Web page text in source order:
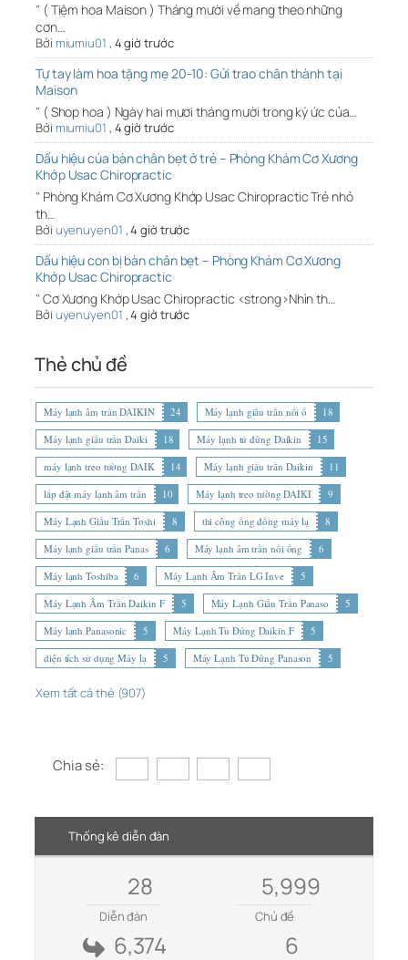
" ( Tiệm hoa Maison ) Tháng mười về mang theo những
cơn…
Bởi miumiu01 , 4 giờ trước
Tự tay làm hoa tặng mẹ 20-10: Gửi trao chân thành tại
Maison
" ( Shop hoa ) Ngày hai mươi tháng mười trong ký ức của…
Bởi miumiu01 , 4 giờ trước
Dấu hiệu của bàn chân bẹt ở trẻ – Phòng Khám Cơ Xương
Khớp Usac Chiropractic
" Phòng Khám Cơ Xương Khớp Usac Chiropractic Trẻ nhỏ
th…
Bởi uyenuyen01 ,4 giờ trước
Dấu hiệu con bị bàn chân bẹt – Phòng Khám Cơ Xương
Khớp Usac Chiropractic
" Cơ Xương Khớp Usac Chiropractic <strong>Nhìn th…
Bởi uyenuyen01 ,4 giờ trước
Thẻ chủ đề
Máy lạnh âm trần DAIKIN 24 Máy lạnh giấu trần nối ố
18
Máy lạnh giấu trần Daiki
18 Máy lạnh tủ đứng Daikin
15
máy lạnh treo tường DAIK
14 Máy lạnh giấu trần Daikin
11
lắp đặt máy lạnh âm trần
10 Máy lạnh treo tường DAIKI
9
Máy Lạnh Giấu Trần Toshi
8 thi công ống đồng máy lạ
8
Máy lạnh giấu trần Panas
6 Máy lạnh âm trần nối ống
6
Máy lạnh Toshiba
6 Máy Lạnh Âm Trần LG Inve
5
Máy Lạnh Âm Trần Daikin F
5 Máy Lạnh Giấu Trần Panaso
5
Máy lạnh Panasonic
5 Máy Lạnh Tủ Đứng Daikin F
5
diện tích sử dụng Máy lạ
5 Máy Lạnh Tủ Đứng Panason 5
Xem tất cả thẻ (907)
Chia sẻ:
Thống kê diễn đàn
28
Diễn đàn
5,999
Chủ đề
6,374 6